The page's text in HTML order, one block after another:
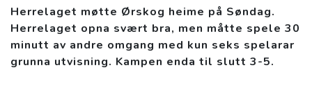
Herrelaget møtte Ørskog heime på Søndag.
Herrelaget opna svært bra, men måtte spele 30
minutt av andre omgang med kun seks spelarar
grunna utvisning. Kampen enda til slutt 3-5.